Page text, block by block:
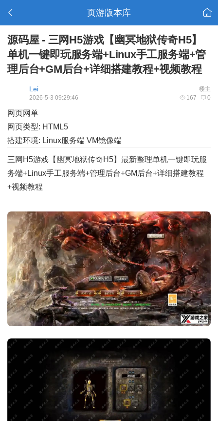
页游版本库
源码屋 - 三网H5游戏【幽冥地狱传奇H5】
单机一键即玩服务端+Linux手工服务端+管
理后台+GM后台+详细搭建教程+视频教程
楼主
Lei
167 0
2026-5-3 09:29:46
网页网单
网页类型: HTML5
搭建环境: Linux服务端 VM镜像端
三网H5游戏【幽冥地狱传奇H5】最新整理单机一键即玩服
务端+Linux手工服务端+管理后台+GM后台+详细搭建教程
+视频教程